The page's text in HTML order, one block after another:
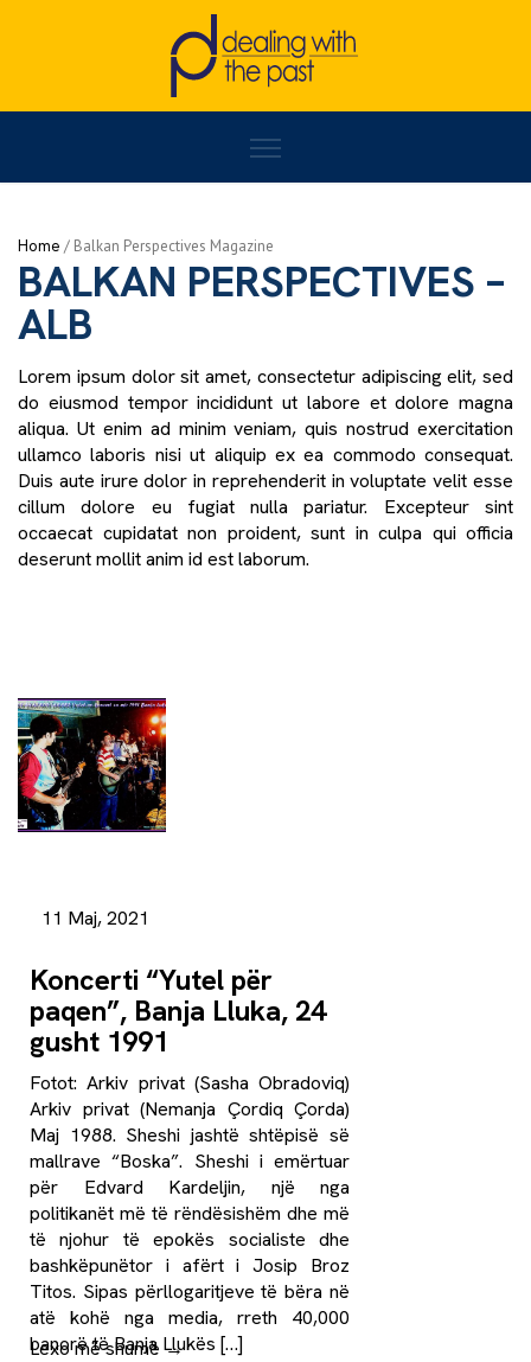
Home /
BALKAN PERSPECTIVES –
ALB
Lorem ipsum dolor sit amet, consectetur adipiscing elit, sed
do eiusmod tempor incididunt ut labore et dolore magna
aliqua. Ut enim ad minim veniam, quis nostrud exercitation
ullamco laboris nisi ut aliquip ex ea commodo consequat.
Duis aute irure dolor in reprehenderit in voluptate velit esse
cillum dolore eu fugiat nulla pariatur. Excepteur sint
occaecat cupidatat non proident, sunt in culpa qui officia
deserunt mollit anim id est laborum.
11 Maj, 2021
Koncerti “Yutel për
paqen”, Banja Lluka, 24
gusht 1991
Fotot: Arkiv privat (Sasha Obradoviq)
Arkiv privat (Nemanja Çordiq Çorda)
Maj 1988. Sheshi jashtë shtëpisë së
mallrave “Boska”. Sheshi i emërtuar
për Edvard Kardeljin, një nga
politikanët më të rëndësishëm dhe më
të njohur të epokës socialiste dhe
bashkëpunëtor i afërt i Josip Broz
Titos. Sipas përllogaritjeve të bëra në
atë kohë nga media, rreth 40,000
banorë të Banja Llukës […]
Lexo më shumë→